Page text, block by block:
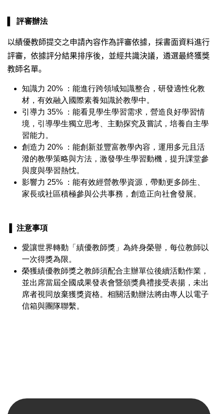
評審辦法
以績優教師提交之申請內容作為評審依據，採書面資料進行
評審，依據評分結果排序後，並經共識決議，遴選最終獲獎
教師名單。
知識力 20% ：能進行跨領域知識整合，研發適性化教
材，有效融入國際素養知識於教學中。
引導力 35% ：能看見學生學習需求，營造良好學習情
境，引導學生獨立思考、主動探究及嘗試，培養自主學
習能力。
創造力 20% ： 能創新並豐富教學內容，運用多元且活
潑的教學策略與方法，激發學生學習動機，提升課堂參
與度與學習熱忱。
影響力 25% ： 能有效經營教學資源，帶動更多師生、
家長或社區積極參與公共事務，創造正向社會發展。
注意事項
愛讓世界轉動「績優教師獎」為終身榮譽，每位教師以
一次得獎為限。
榮獲績優教師獎之教師須配合主辦單位後續活動作業，
並出席當屆全國成果發表會暨頒獎典禮接受表揚，未出
席者視同放棄獲獎資格。相關活動辦法將由專人以電子
信箱與團隊聯繫。